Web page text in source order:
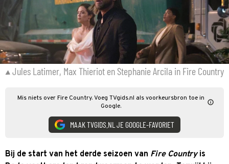
Jules Latimer, Max Thieriot en Stephanie Arcila in Fire Country
Mis niets over Fire Country. Voeg TVgids.nl als voorkeursbron toe in
Google.
MAAK TVGIDS.NL JE GOOGLE-FAVORIET
Bij de start van het derde seizoen van Fire Countryis